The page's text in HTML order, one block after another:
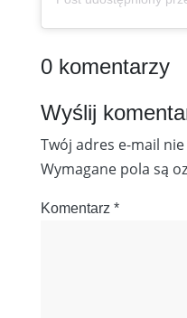
0 komentarzy
Wyślij
Twój adres e-mail
Wymagane pola są
Komentarz *